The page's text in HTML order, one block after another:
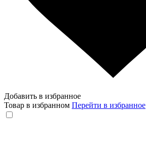
Добавить в избранное
Товар в избранном Перейти в избранное